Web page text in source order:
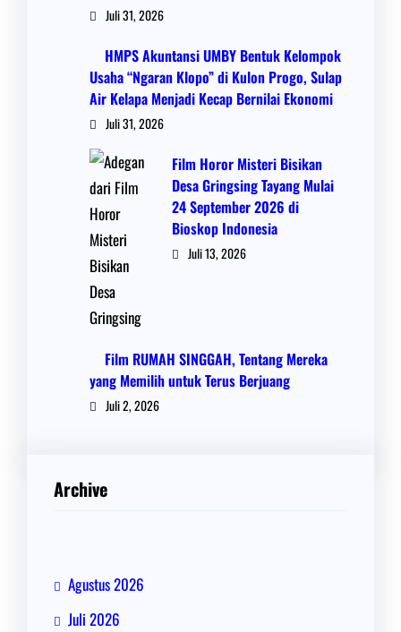
Juli 31, 2026
HMPS Akuntansi UMBY Bentuk Kelompok
Usaha “Ngaran Klopo” di Kulon Progo, Sulap
Air Kelapa Menjadi Kecap Bernilai Ekonomi
Juli 31, 2026
Film Horor Misteri Bisikan
Desa Gringsing Tayang Mulai
24 September 2026 di
Bioskop Indonesia
Juli 13, 2026
Film RUMAH SINGGAH, Tentang Mereka
yang Memilih untuk Terus Berjuang
Juli 2, 2026
Archive
Agustus 2026
Juli 2026